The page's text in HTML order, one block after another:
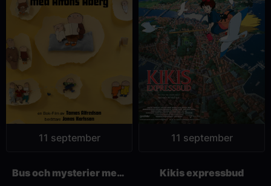
11 september
Bus och mysterier med Alfons Åberg
11 september
Kikis expressbud